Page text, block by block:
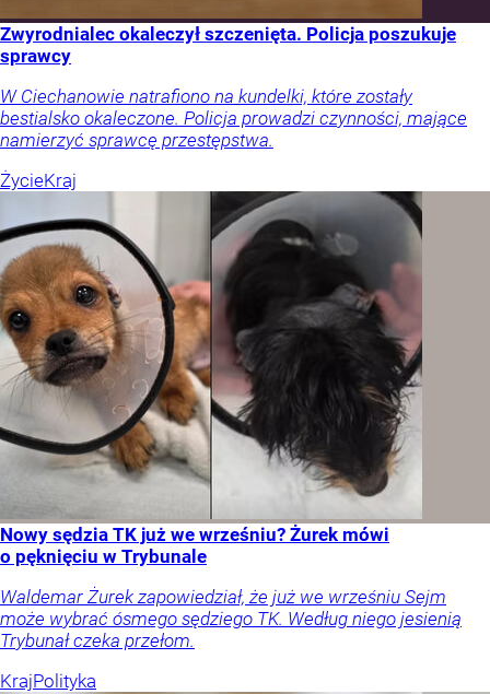
Zwyrodnialec okaleczył szczenięta. Policja poszukuje
sprawcy
W Ciechanowie natrafiono na kundelki, które zostały
bestialsko okaleczone. Policja prowadzi czynności, mające
namierzyć sprawcę przestępstwa.
ŻycieKraj
Nowy sędzia TK już we wrześniu? Żurek mówi
o pęknięciu w Trybunale
Waldemar Żurek zapowiedział, że już we wrześniu Sejm
może wybrać ósmego sędziego TK. Według niego jesienią
Trybunał czeka przełom.
KrajPolityka